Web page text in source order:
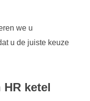
we u
u de juiste keuze
ketel